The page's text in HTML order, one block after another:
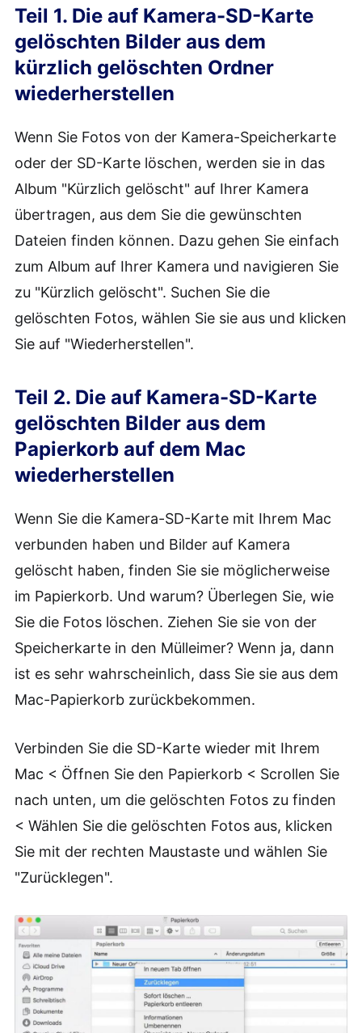
Teil 1. Die auf Kamera-SD-Karte
gelöschten Bilder aus dem
kürzlich gelöschten Ordner
wiederherstellen
Wenn Sie Fotos von der Kamera-Speicherkarte
oder der SD-Karte löschen, werden sie in das
Album "Kürzlich gelöscht" auf Ihrer Kamera
übertragen, aus dem Sie die gewünschten
Dateien finden können. Dazu gehen Sie einfach
zum Album auf Ihrer Kamera und navigieren Sie
zu "Kürzlich gelöscht". Suchen Sie die
gelöschten Fotos, wählen Sie sie aus und klicken
Sie auf "Wiederherstellen".
Teil 2. Die auf Kamera-SD-Karte
gelöschten Bilder aus dem
Papierkorb auf dem Mac
wiederherstellen
Wenn Sie die Kamera-SD-Karte mit Ihrem Mac
verbunden haben und Bilder auf Kamera
gelöscht haben, finden Sie sie möglicherweise
im Papierkorb. Und warum? Überlegen Sie, wie
Sie die Fotos löschen. Ziehen Sie sie von der
Speicherkarte in den Mülleimer? Wenn ja, dann
ist es sehr wahrscheinlich, dass Sie sie aus dem
Mac-Papierkorb zurückbekommen.
Verbinden Sie die SD-Karte wieder mit Ihrem
Mac < Öffnen Sie den Papierkorb < Scrollen Sie
nach unten, um die gelöschten Fotos zu finden
< Wählen Sie die gelöschten Fotos aus, klicken
Sie mit der rechten Maustaste und wählen Sie
"Zurücklegen".